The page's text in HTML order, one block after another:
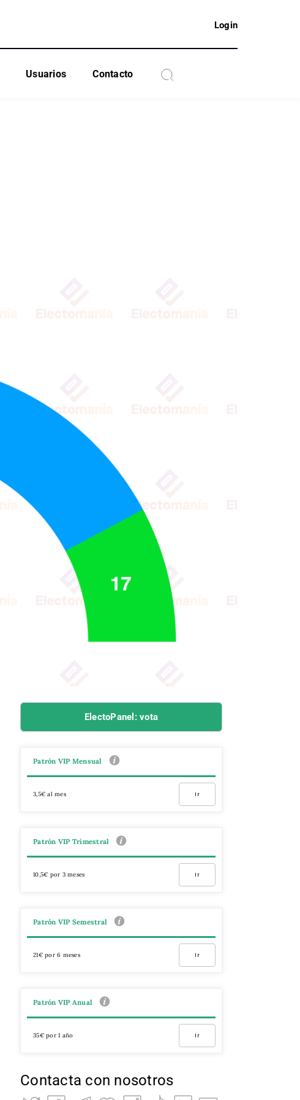
Login
Usuarios Contacto
ElectoPanel: vota
Patrón VIP Mensual
3,5€ al mes Ir
Patrón VIP Trimestral
10,5€ por 3 meses Ir
Patrón VIP Semestral
21€ por 6 meses Ir
Patrón VIP Anual
35€ por 1 año Ir
Contacta con nosotros